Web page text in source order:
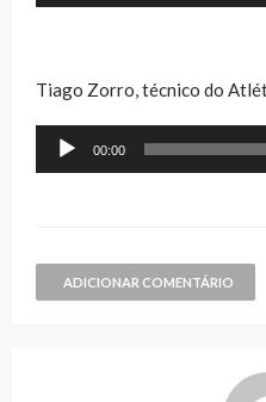
Tiago Zorro, técnico do
Reprodutor
00:00
ADICIONAR COMENTÁRIO